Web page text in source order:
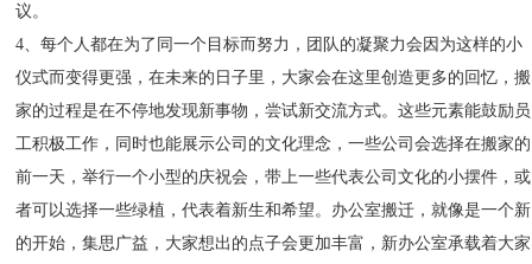
议。
4、每个人都在为了同一个目标而努力，团队的凝聚力会因为这样的小
仪式而变得更强，在未来的日子里，大家会在这里创造更多的回忆，搬
家的过程是在不停地发现新事物，尝试新交流方式。这些元素能鼓励员
工积极工作，同时也能展示公司的文化理念，一些公司会选择在搬家的
前一天，举行一个小型的庆祝会，带上一些代表公司文化的小摆件，或
者可以选择一些绿植，代表着新生和希望。办公室搬迁，就像是一个新
的开始，集思广益，大家想出的点子会更加丰富，新办公室承载着大家